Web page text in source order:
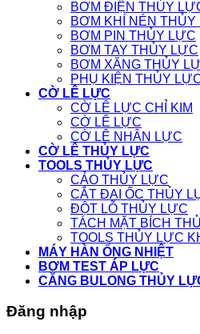
BƠM ĐIỆN THỦY
BƠM KHÍ NÉN THỦY
BƠM PIN THỦY LỰC
BƠM TAY THỦY LỰC
BƠM XĂNG THỦY
PHỤ KIỆN THỦY
CỜ LÊ LỰC
CỜ LÊ LỰC CHỈ KIM
CỜ LÊ LỰC
CỜ LÊ NHÂN LỰC
CỜ LÊ THỦY LỰC
TOOLS THỦY LỰC
CẢO THỦY LỰC
CẮT ĐAI ỐC THỦY
ĐỘT LỖ THỦY LỰC
TÁCH MẶT BÍCH
TOOLS THỦY LỰC
MÁY HÀN ỐNG NHIỆT
BƠM TEST ÁP LỰC
CĂNG BULONG THỦY
Đăng nhập